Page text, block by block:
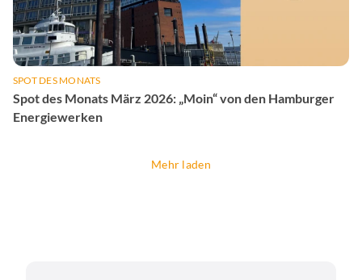
SPOT DES MONATS
Spot des Monats März 2026: „Moin“ von den Hamburger
Energiewerken
Mehr laden